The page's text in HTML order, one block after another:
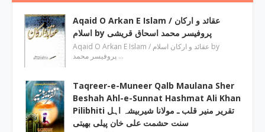
Aqaid O Arkan E Islam / عقائد و ارکان
اسلام by پروفیسر محمد اسحاق قریشی
Aqaid O Arkan E Islam / عقائد و ارکان اسلام by
پروفیسر محمد …
Taqreer-e-Muneer Qalb Maulana Sher
Beshah Ahl-e-Sunnat Hashmat Ali Khan
Pilibhiti تقریر منیر قلب ـ مولانا شیربیشہ اہل
سنت حشمت علی خان پیلی بھیتی